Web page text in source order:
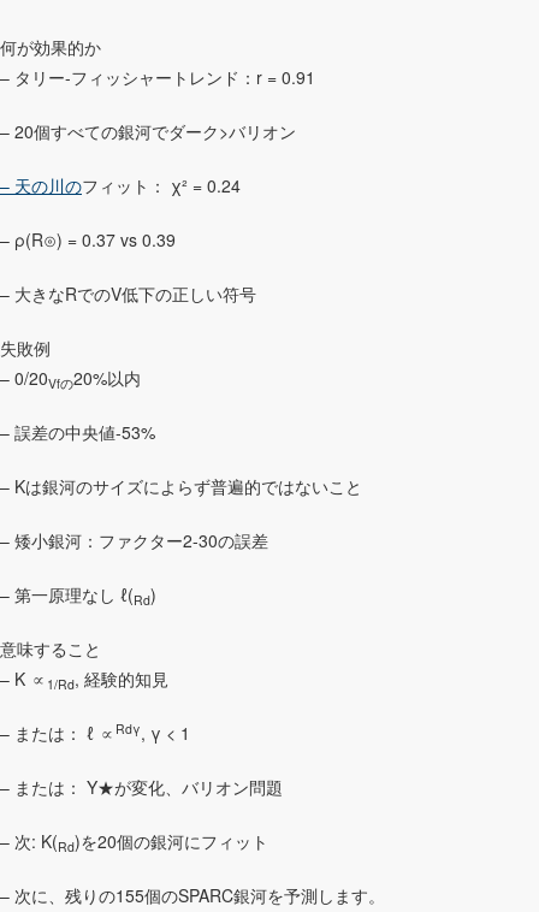
何が効果的か
– タリー-フィッシャートレンド：r = 0.91
– 20個すべての銀河でダーク>バリオン
– 天の川のフィット： χ² = 0.24
– ρ(R⊙) = 0.37 vs 0.39
– 大きなRでのV低下の正しい符号
失敗例
– 0/20Vfの20%以内
– 誤差の中央値-53%
– Kは銀河のサイズによらず普遍的ではないこと
– 矮小銀河：ファクター2-30の誤差
– 第一原理なし ℓ(Rd)
意味すること
– K ∝ 1/Rd, 経験的知見
– または： ℓ ∝ Rdγ, γ < 1
– または： Υ★が変化、バリオン問題
– 次: K(Rd)を20個の銀河にフィット
– 次に、残りの155個のSPARC銀河を予測します。